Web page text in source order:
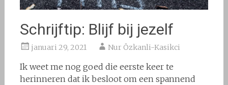
Schrijftip: Blijf bij jezelf
januari 29, 2021 Nur Özkanli-Kasikci
Ik weet me nog goed die eerste keer te
herinneren dat ik besloot om een spannend